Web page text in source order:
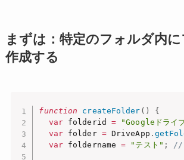
まずは：特定のフォルダ内
作成する
function createFolder ( )
{
var folderid = "Googleドライ
var folder = DriveApp .
var foldername = "テスト" ; //